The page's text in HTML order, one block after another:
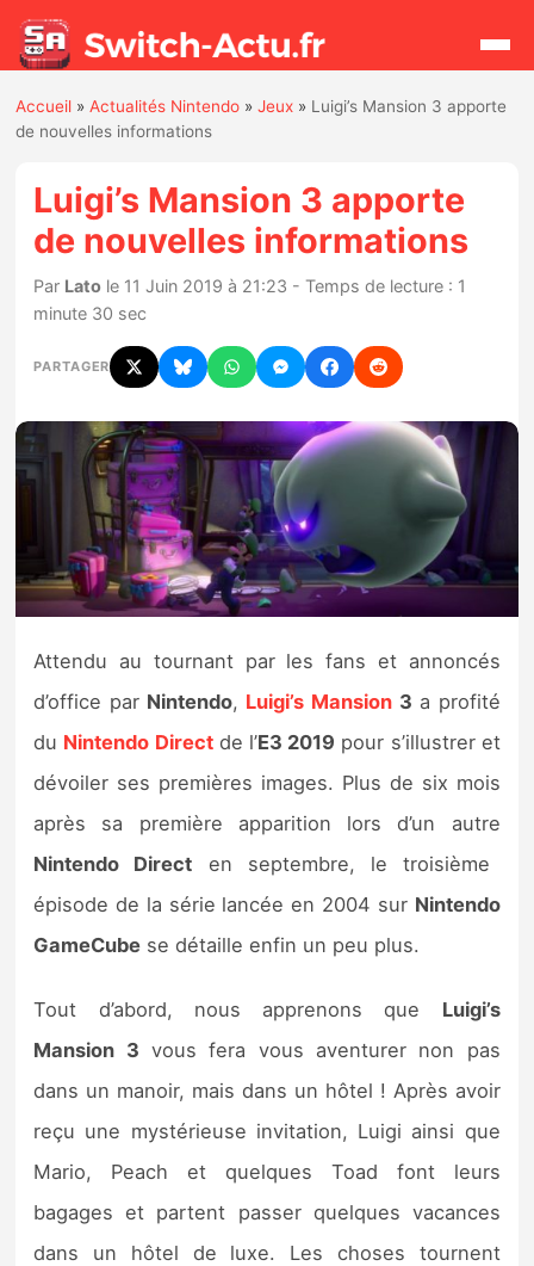
Actualités
Jeux
Hardware
Chiffres de ventes
Rumeurs
Nintendo Direct
Tests et previews
Tests de jeux
Tests d’accessoires
Autres tests
Previews
Précommandes
Précommandes jeux Switch 2
Sorties de jeux
Bons plans
Accueil »Actualités Nintendo »Jeux » Luigi’s Mansion 3 apporte
de nouvelles informations
Luigi’s Mansion 3 apporte
de nouvelles informations
Par Lato le 11 Juin 2019 à 21:23 - Temps de lecture : 1
minute 30 sec
PARTAGER
Attendu au tournant par les fans et annoncés
d’office parNintendo, Luigi’s Mansion3 a profité
du Nintendo Directde l’E3 2019 pour s’illustrer et
dévoiler ses premières images. Plus de six mois
après sa première apparition lors d’un autre
Nintendo Direct en septembre, le troisième
épisode de la série lancée en 2004 sur Nintendo
GameCube se détaille enfin un peu plus.
Tout d’abord, nous apprenons que Luigi’s
Mansion 3 vous fera vous aventurer non pas
dans un manoir, mais dans un hôtel ! Après avoir
reçu une mystérieuse invitation, Luigi ainsi que
Mario, Peach et quelques Toad font leurs
bagages et partent passer quelques vacances
dans un hôtel de luxe. Les choses tournent